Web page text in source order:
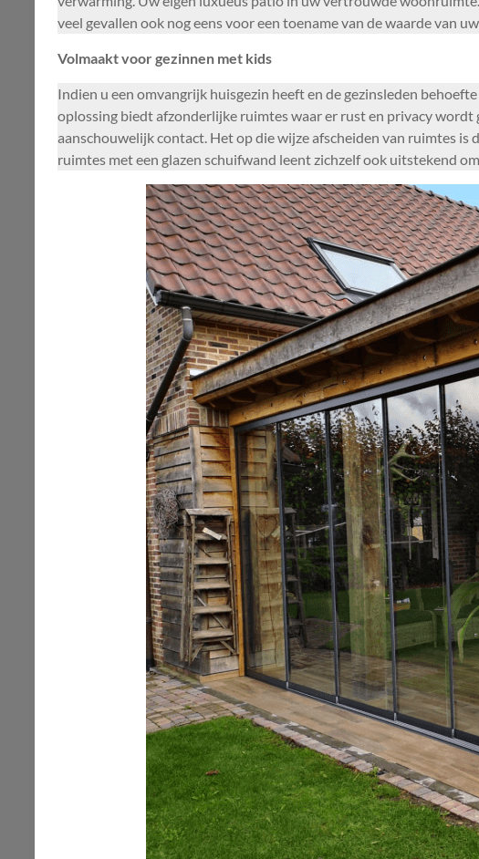
veel gevallen ook nog eens voor een toename van de waarde van
Volmaakt voor gezinnen met kids
Indien u een omvangrijk huisgezin heeft en de gezinsleden
oplossing biedt afzonderlijke ruimtes waar er rust en privacy
aanschouwelijk contact. Het op die wijze afscheiden van ruimtes is
ruimtes met een glazen schuifwand leent zichzelf ook uitstekend